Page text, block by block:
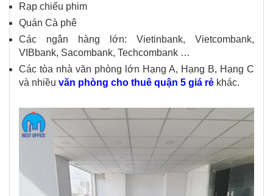
Rạp chiếu phim
Quán Cà phê
Các ngân hàng lớn: Vietinbank, Vietcombank,
VIBbank, Sacombank, Techcombank …
Các tòa nhà văn phòng lớn Hạng A, Hạng B, Hạng C
và nhiều văn phòng cho thuê quận 5 giá rẻ khác.